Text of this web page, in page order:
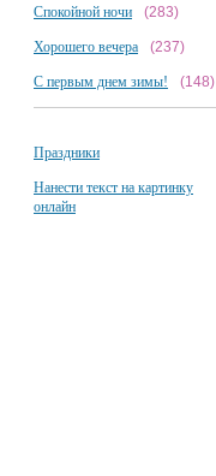
Спокойной ночи (283)
Хорошего вечера (237)
С первым днем зимы! (148)
Праздники
Нанести текст на картинку
онлайн